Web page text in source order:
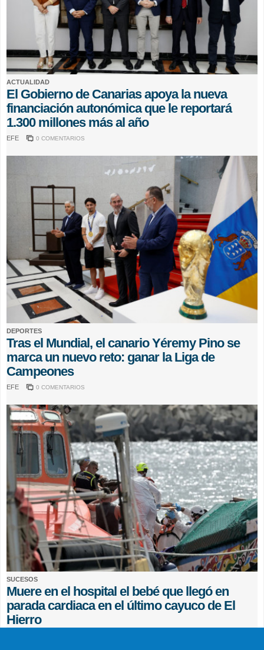
ACTUALIDAD
El Gobierno de Canarias apoya la nueva
financiación autonómica que le reportará
1.300 millones más al año
EFE 0 COMENTARIOS
DEPORTES
Tras el Mundial, el canario Yéremy Pino se
marca un nuevo reto: ganar la Liga de
Campeones
EFE 0 COMENTARIOS
SUCESOS
Muere en el hospital el bebé que llegó en
parada cardiaca en el último cayuco de El
Hierro